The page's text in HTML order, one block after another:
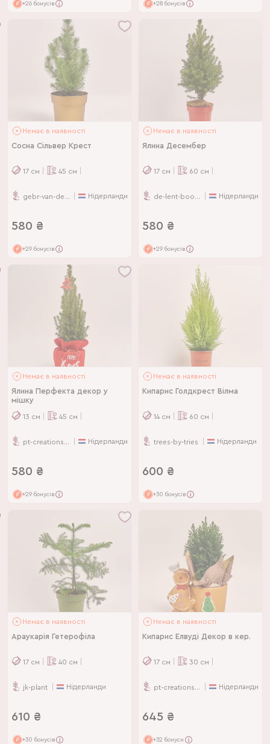
+26 бонусів +28 бонусів
Немає в наявності
Сосна Сільвер Крест
17 см 45 см
gebr-van-der-salm-bv Нідерланди
580 ₴
+29 бонусів
Немає в наявності
Ялина Десембер
17 см 60 см
de-lent-boomkwekerij Нідерланди
580 ₴
+29 бонусів
Немає в наявності
Ялина Перфекта декор у
мішку
13 см 45 см
pt-creations-bv Нідерланди
580 ₴
+29 бонусів
Немає в наявності
Кипарис Голдкрест Вілма
14 см 60 см
trees-by-tries Нідерланди
600 ₴
+30 бонусів
Немає в наявності
Араукарія Гетерофіла
17 см 40 см
jk-plant Нідерланди
610 ₴
+30 бонусів
Немає в наявності
Кипарис Елвуді Декор в кер.
17 см 30 см
pt-creations-bv Нідерланди
645 ₴
+32 бонуси